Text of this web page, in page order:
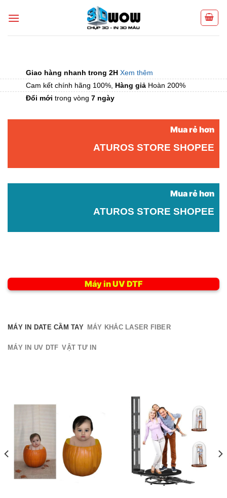
Giao hàng nhanh trong 2H Xem thêm
Cam kết chính hãng 100%, Hàng giả Hoàn 200%
Đổi mới trong vòng 7 ngày
Mua rẻ hơn
ATUROS STORE SHOPEE
Mua rẻ hơn
ATUROS STORE SHOPEE
Máy in UV DTF
MÁY IN DATE CẦM TAY MÁY KHẮC LASER FIBER
MÁY IN UV DTF VẬT TƯ IN